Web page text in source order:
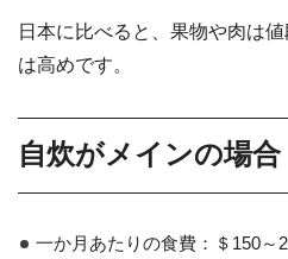
日本に比べると、果物や肉は
は高めです。
自炊がメインの場合
一か月あたりの食費：＄150～